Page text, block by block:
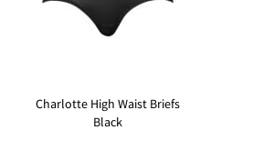
Charlotte High Waist Briefs
Black